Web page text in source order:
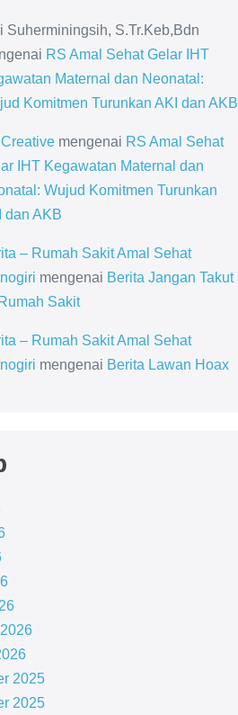
Suherminingsih, S.Tr.Keb,Bdn
RS Amal Sehat Gelar IHT
Maternal dan Neonatal:
Komitmen Turunkan AKI dan AKB
mengenai RS Amal Sehat
IHT Kegawatan Maternal dan
Wujud Komitmen Turunkan
dan AKB
– Rumah Sakit Amal Sehat
mengenai Berita Jangan Takut
Sakit
– Rumah Sakit Amal Sehat
mengenai Berita Lawan Hoax
2025
2025